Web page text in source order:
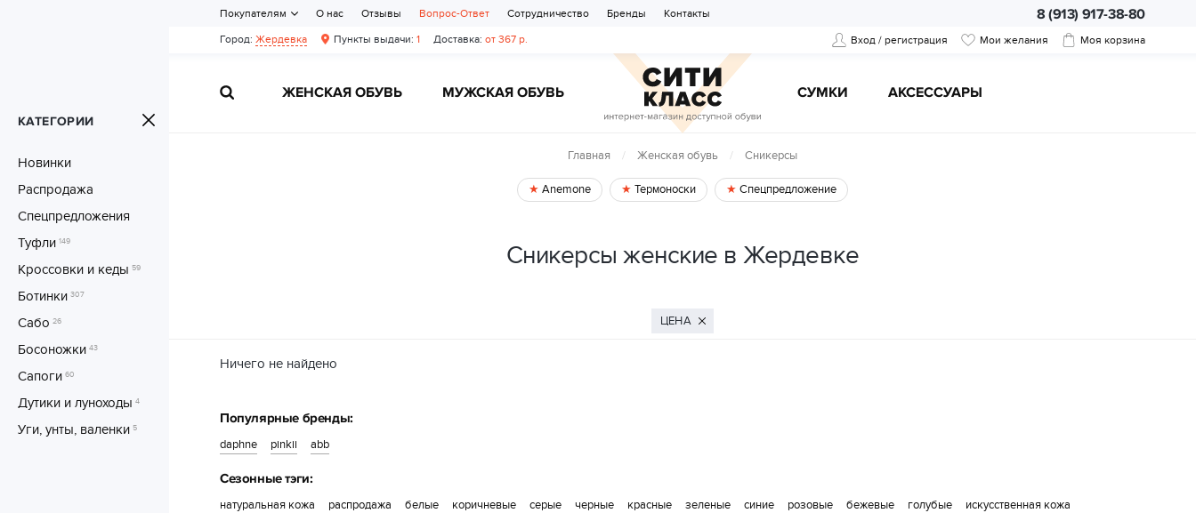
Вход / регистрация Мои желания Моя корзина
ЖЕНСКАЯ ОБУВЬ МУЖСКАЯ ОБУВЬ CУМКИ АКСЕССУАРЫ
Город: Жердевка Пункты выдачи: 1 Доставка: от 367 р.
8 (913) 917-38-80
Покупателям О нас Отзывы Вопрос-Ответ Сотрудничество Бренды Контакты
КАТЕГОРИИ
Новинки
Распродажа
Спецпредложения
Туфли 149
Кроссовки и кеды 59
Ботинки 307
Сабо 26
Босоножки 43
Сапоги 60
Дутики и луноходы 4
Уги, унты, валенки 5
Главная Женская обувь Сникерсы
Anemone Термоноски Спецпредложение
Сникерсы женские в Жердевке
ЦЕНА
Ничего не найдено
Популярные бренды:
daphne pinkii abb
Сезонные тэги:
натуральная кожа распродажа белые коричневые серые черные красные зеленые синие розовые бежевые голубые
искусственная кожа